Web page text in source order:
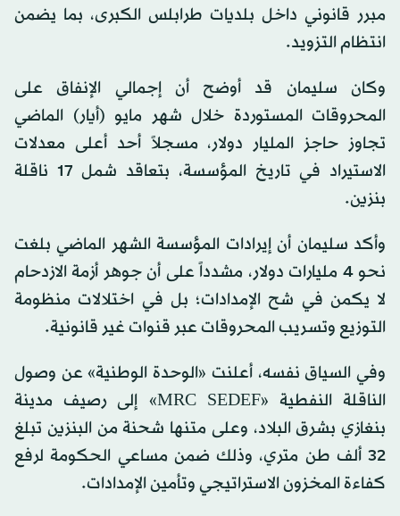
مبرر قانوني داخل بلديات طرابلس الكبرى، بما يضمن
انتظام التزويد.
وكان سليمان قد أوضح أن إجمالي الإنفاق على
المحروقات المستوردة خلال شهر مايو (أيار) الماضي
تجاوز حاجز المليار دولار، مسجلاً أحد أعلى معدلات
الاستيراد في تاريخ المؤسسة، بتعاقد شمل 17 ناقلة
بنزين.
وأكد سليمان أن إيرادات المؤسسة الشهر الماضي بلغت
نحو 4 مليارات دولار، مشدداً على أن جوهر أزمة الازدحام
لا يكمن في شح الإمدادات؛ بل في اختلالات منظومة
التوزيع وتسريب المحروقات عبر قنوات غير قانونية.
وفي السياق نفسه، أعلنت «الوحدة الوطنية» عن وصول
الناقلة النفطية «MRC SEDEF» إلى رصيف مدينة
بنغازي بشرق البلاد، وعلى متنها شحنة من البنزين تبلغ
32 ألف طن متري، وذلك ضمن مساعي الحكومة لرفع
كفاءة المخزون الاستراتيجي وتأمين الإمدادات.